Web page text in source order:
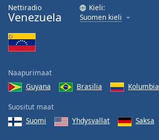
Opacity
Caption
Area
Color
Opacity
Nettiradio
Venezuela
Kieli:
Suomen kieli
Naapurimaat
Guyana
Brasilia Kolumbia
Suositut maat
Suomi
Yhdysvallat Saksa